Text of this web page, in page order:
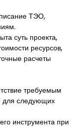
ТЭО,
суть проекта,
ресурсов,
расчеты
требуемым
для следующих
инструмента при